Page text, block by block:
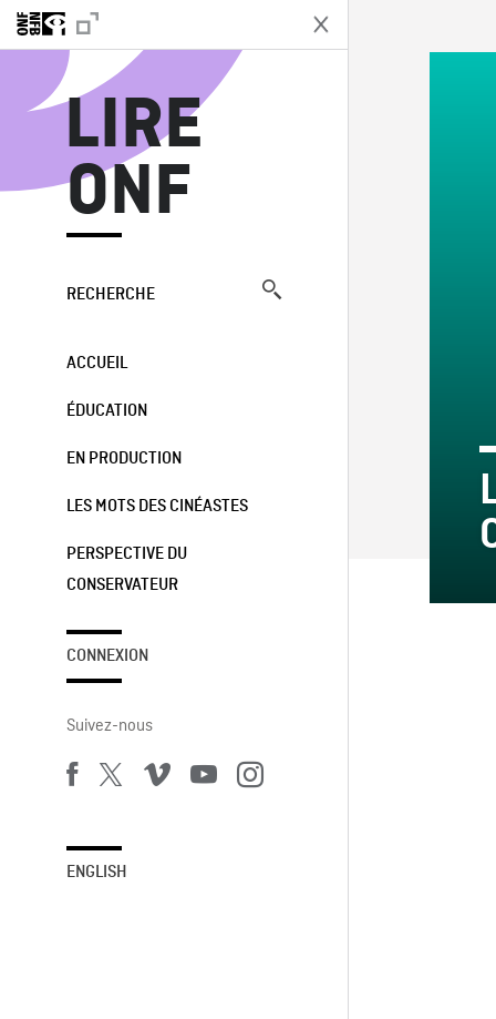
LIRE
ONF
RECHERCHE
ACCUEIL
ÉDUCATION
EN PRODUCTION
LES MOTS DES CINÉASTES
PERSPECTIVE DU
CONSERVATEUR
CONNEXION
Suivez-nous
ENGLISH